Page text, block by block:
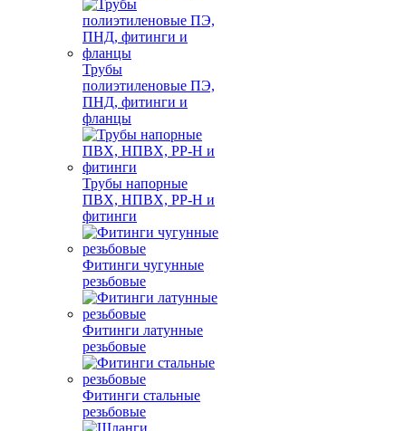
Трубы
полиэтиленовые ПЭ,
ПНД, фитинги и
фланцы
Трубы напорные
ПВХ, НПВХ, PP-H и
фитинги
Фитинги чугунные
резьбовые
Фитинги латунные
резьбовые
Фитинги стальные
резьбовые